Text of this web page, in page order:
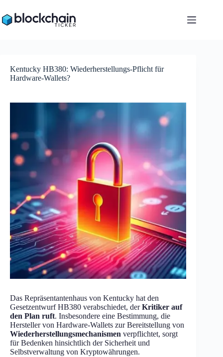
Inhalt
springen
Kentucky HB380: Wiederherstellungs-Pflicht für
Hardware-Wallets?
Das Repräsentantenhaus von Kentucky hat den
Gesetzentwurf HB380 verabschiedet, derKritiker auf
den Plan ruft. Insbesondere eine Bestimmung, die
Hersteller von Hardware-Wallets zur Bereitstellung von
Wiederherstellungsmechanismen verpflichtet, sorgt
für Bedenken hinsichtlich der Sicherheit und
Selbstverwaltung von Kryptowährungen.